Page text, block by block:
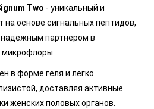
Two - уникальный и
на основе сигнальных пептидов,
партнером в
микрофлоры.
в форме геля и легко
доставляя активные
женских половых органов.